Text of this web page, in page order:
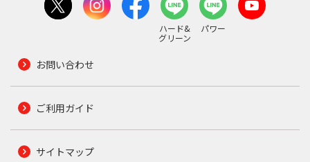
ハード&
グリーン
パワー
お問い合わせ
ご利用ガイド
サイトマップ